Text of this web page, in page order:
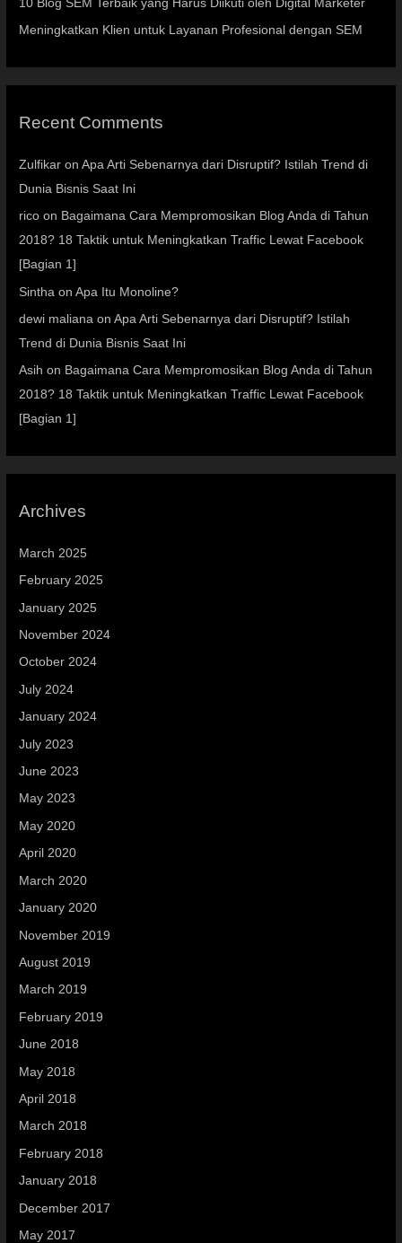
10 Blog SEM Terbaik yang Harus Diikuti oleh Digital Marketer
Meningkatkan Klien untuk Layanan Profesional dengan SEM
Recent Comments
Zulfikar onApa Arti Sebenarnya dari Disruptif? Istilah Trend di
Dunia Bisnis Saat Ini
rico on Bagaimana Cara Mempromosikan Blog Anda di Tahun
2018? 18 Taktik untuk Meningkatkan Traffic Lewat Facebook
[Bagian 1]
Sintha onApa Itu Monoline?
dewi maliana onApa Arti Sebenarnya dari Disruptif? Istilah
Trend di Dunia Bisnis Saat Ini
Asih on Bagaimana Cara Mempromosikan Blog Anda di Tahun
2018? 18 Taktik untuk Meningkatkan Traffic Lewat Facebook
[Bagian 1]
Archives
March 2025
February 2025
January 2025
November 2024
October 2024
July 2024
January 2024
July 2023
June 2023
May 2023
May 2020
April 2020
March 2020
January 2020
November 2019
August 2019
March 2019
February 2019
June 2018
May 2018
April 2018
March 2018
February 2018
January 2018
December 2017
May 2017